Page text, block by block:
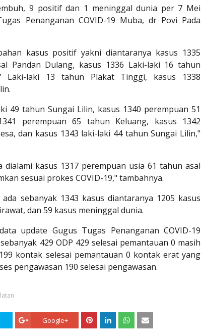
9 positif dan 1 meninggal dunia per 7 Mei
Penanganan COVID-19 Muba, dr Povi Pada
kasus positif yakni diantaranya kasus 1335
Pandan Dulang, kasus 1336 Laki-laki 16 tahun
Laki-laki 13 tahun Plakat Tinggi, kasus 1338
49 tahun Sungai Lilin, kasus 1340 perempuan 51
perempuan 65 tahun Keluang, kasus 1342
dan kasus 1343 laki-laki 44 tahun Sungai Lilin,"
kasus 1317 perempuan usia 61 tahun asal
sesuai prokes COVID-19," tambahnya.
sebanyak 1343 kasus diantaranya 1205 kasus
dan 59 kasus meninggal dunia.
update Gugus Tugas Penanganan COVID-19
429 ODP 429 selesai pemantauan 0 masih
kontak selesai pemantauan 0 kontak erat yang
pengawasan 190 selesai pengawasan.
Google+